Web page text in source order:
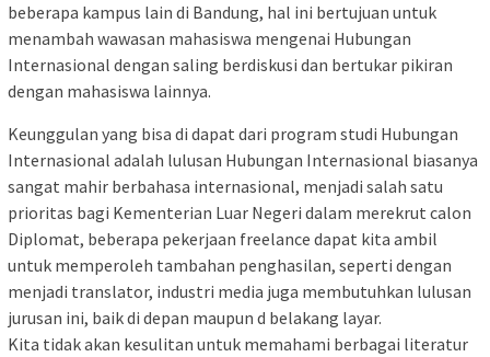
beberapa kampus lain di Bandung, hal ini bertujuan untuk
menambah wawasan mahasiswa mengenai Hubungan
Internasional dengan saling berdiskusi dan bertukar pikiran
dengan mahasiswa lainnya.
Keunggulan yang bisa di dapat dari program studi Hubungan
Internasional adalah lulusan Hubungan Internasional biasanya
sangat mahir berbahasa internasional, menjadi salah satu
prioritas bagi Kementerian Luar Negeri dalam merekrut calon
Diplomat, beberapa pekerjaan freelance dapat kita ambil
untuk memperoleh tambahan penghasilan, seperti dengan
menjadi translator, industri media juga membutuhkan lulusan
jurusan ini, baik di depan maupun d belakang layar.
Kita tidak akan kesulitan untuk memahami berbagai literatur